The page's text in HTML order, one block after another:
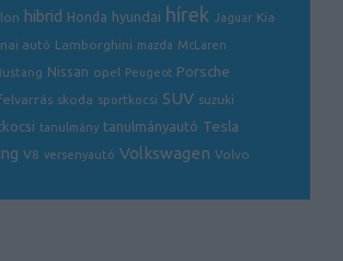
hibrid Honda hyundai hírek Jaguar Kia
autó Lamborghini mazda McLaren
Nissan opel Peugeot Porsche
skoda sportkocsi SUV suzuki
tanulmány tanulmányautó Tesla
V8 versenyautó Volkswagen Volvo